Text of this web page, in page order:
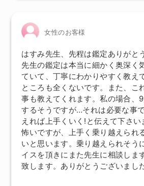
女性のお客様
はすみ先生、先程は鑑定ありがと
先生の鑑定は本当に細かく奥深く
ていて、丁寧にわかりやすく教え
ところも全くないです。また、こ
事も教えてくれます。私の場合、
するそうですが…それは必要な事
えれば上手くいく!と伝えて下さい
怖いですが、上手く乗り越えられ
いと思います。乗り越えられそう
イスを頂きにまた先生に相談しま
致します。ありがとうございました